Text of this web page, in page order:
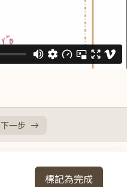
07:35
0/6
下一步
標記為完成